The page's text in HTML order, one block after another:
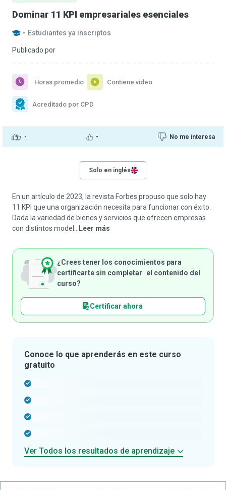
Dominar 11 KPI empresariales esenciales
- Estudiantes ya inscriptos
Publicado por
- - No me interesa
Horas promedio Contiene video
Acreditado por CPD
Solo en inglés
En un artículo de 2023, la revista Forbes propuso que solo hay
11 KPI que una organización necesita para funcionar con éxito.
Dada la variedad de bienes y servicios que ofrecen empresas
con distintos model...
Leer más
¿Crees tener los conocimientos para
certificarte sin completar el contenido del
curso?
Certificar ahora
Conoce lo que aprenderás en este curso
gratuito
Ver Todos los resultados de aprendizaje